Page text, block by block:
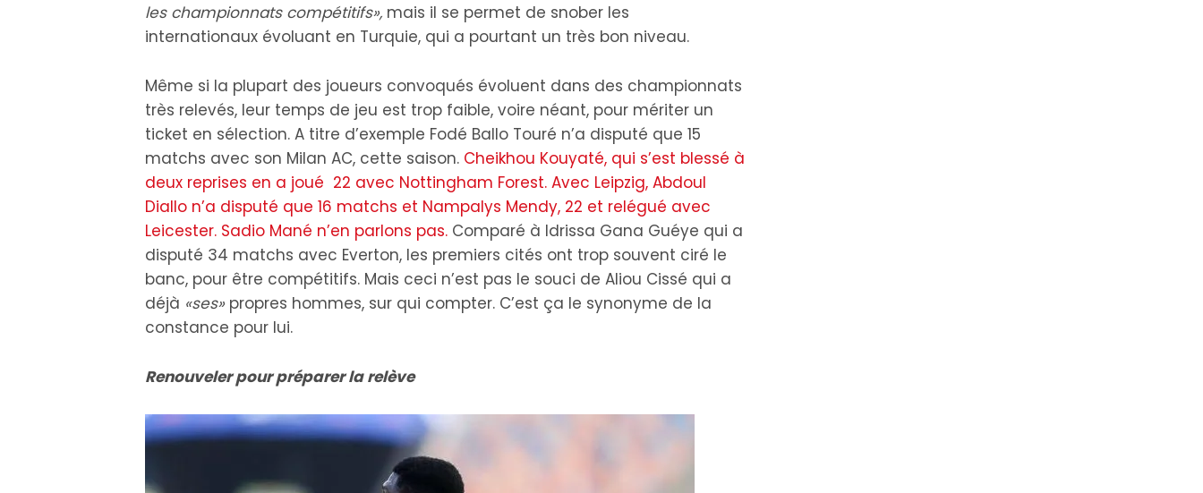
les championnats compétitifs», mais il se permet de snober les
internationaux évoluant en Turquie, qui a pourtant un très bon niveau.
Même si la plupart des joueurs convoqués évoluent dans des championnats
très relevés, leur temps de jeu est trop faible, voire néant, pour mériter un
ticket en sélection. A titre d’exemple Fodé Ballo Touré n’a disputé que 15
matchs avec son Milan AC, cette saison. Cheikhou Kouyaté, qui s’est blessé à
deux reprises en a joué 22 avec Nottingham Forest. Avec Leipzig, Abdoul
Diallo n’a disputé que 16 matchs et Nampalys Mendy, 22 et relégué avec
Leicester. Sadio Mané n’en parlons pas. Comparé à Idrissa Gana Guéye qui a
disputé 34 matchs avec Everton, les premiers cités ont trop souvent ciré le
banc, pour être compétitifs. Mais ceci n’est pas le souci de Aliou Cissé qui a
déjà «ses» propres hommes, sur qui compter. C’est ça le synonyme de la
constance pour lui.
Renouveler pour préparer la relève